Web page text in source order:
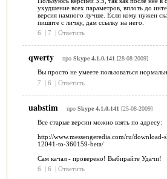
ухудшение всех параметров, вплоть до
версия намного лучше. Если кому нужен
пишите с личку, дам ссылку на него.
6
| 7 | Ответить
qwerty про Skype 4.1.0.141 [28-08-2009]
Вы просто не умеете пользоваться
7
| 6 | Ответить
uabstim про Skype 4.1.0.141 [25-08-2009]
Все старые версии можно взять по адресу:
http://www.messengeredia.com/ru/
12041-to-360159-beta/
Сам качал - проверено! Выбирайте Удачи!
6
| 6 | Ответить